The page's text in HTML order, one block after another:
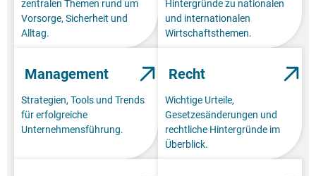
zentralen Themen rund um
Vorsorge, Sicherheit und
Alltag.
Hintergründe zu nationalen
und internationalen
Wirtschaftsthemen.
Management
Strategien, Tools und Trends
für erfolgreiche
Unternehmensführung.
Recht
Wichtige Urteile,
Gesetzesänderungen und
rechtliche Hintergründe im
Überblick.